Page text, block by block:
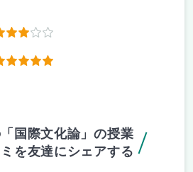
国際文化論」の授業
を友達にシェアする